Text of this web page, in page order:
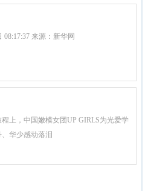
来源：新华网
上，中国嫩模女团UP GIRLS为光爱学
华少感动落泪